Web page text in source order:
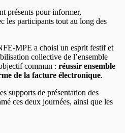
présents pour informer,
les participants tout au long des
MPE a choisi un esprit festif et
collective de l’ensemble
commun : réussir ensemble
de la facture électronique.
supports de présentation des
ces deux journées, ainsi que les